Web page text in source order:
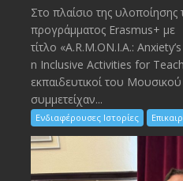
Στο πλαίσιο της
προγράμματος Erasmus+ με
τίτλο «A.R.M.ON.I.A.:
n Inclusive Activities for
εκπαιδευτικοί του
συμμετείχαν...
Ενδιαφέρουσες Ιστορίες